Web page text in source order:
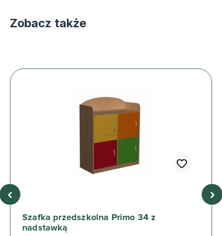
Zobacz także
Szafka przedszkolna Primo 34 z
nadstawką
‹ ›